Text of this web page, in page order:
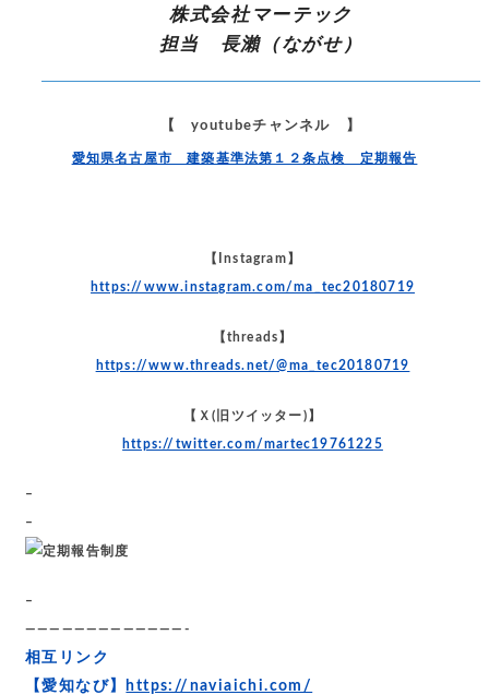
株式会社マーテック
担当 長瀨（ながせ）
【 youtubeチャンネル 】
愛知県名古屋市 建築基準法第１２条点検 定期報告
【Instagram】
https://www.instagram.com/ma_tec20180719
【threads】
https://www.threads.net/@ma_tec20180719
【Ｘ(旧ツイッター)】
https://twitter.com/martec19761225
–
–
–
—————————————-
相互リンク
【愛知なび】
https://naviaichi.com/